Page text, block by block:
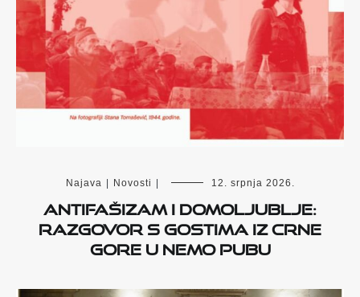
Najava Novosti 12. srpnja 2026.
Antifašizam i domoljublje:
Razgovor s gostima iz Crne
Gore u Nemo Pubu